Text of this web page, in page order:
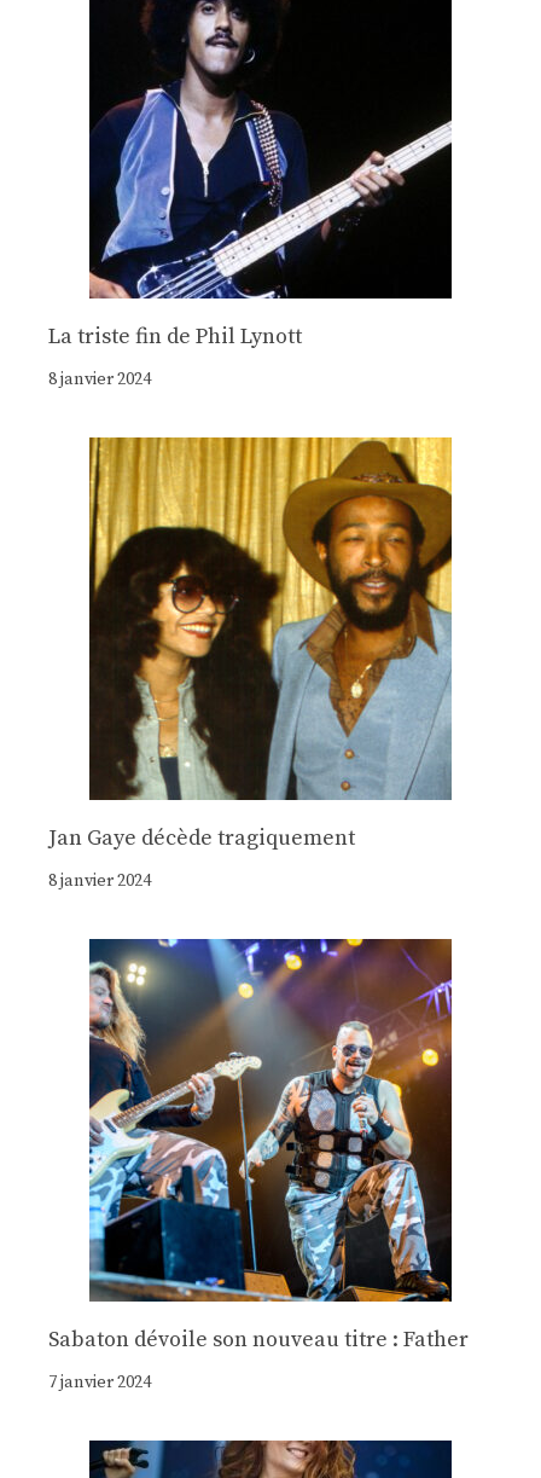
La triste fin de Phil Lynott
8 janvier 2024
Jan Gaye décède tragiquement
8 janvier 2024
Sabaton dévoile son nouveau titre : Father
7 janvier 2024